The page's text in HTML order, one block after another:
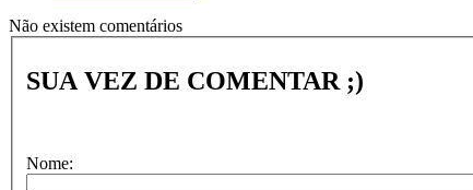
Não existem comentários
SUA VEZ DE COMENTAR ;)
Nome: